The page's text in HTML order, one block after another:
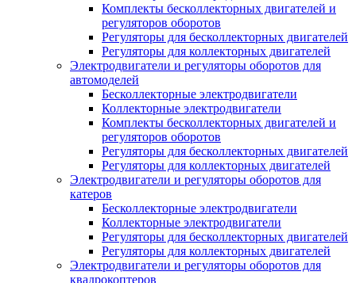
Комплекты бесколлекторных двигателей и
регуляторов оборотов
Регуляторы для бесколлекторных двигателей
Регуляторы для коллекторных двигателей
Электродвигатели и регуляторы оборотов для
автомоделей
Бесколлекторные электродвигатели
Коллекторные электродвигатели
Комплекты бесколлекторных двигателей и
регуляторов оборотов
Регуляторы для бесколлекторных двигателей
Регуляторы для коллекторных двигателей
Электродвигатели и регуляторы оборотов для
катеров
Бесколлекторные электродвигатели
Коллекторные электродвигатели
Регуляторы для бесколлекторных двигателей
Регуляторы для коллекторных двигателей
Электродвигатели и регуляторы оборотов для
квадрокоптеров